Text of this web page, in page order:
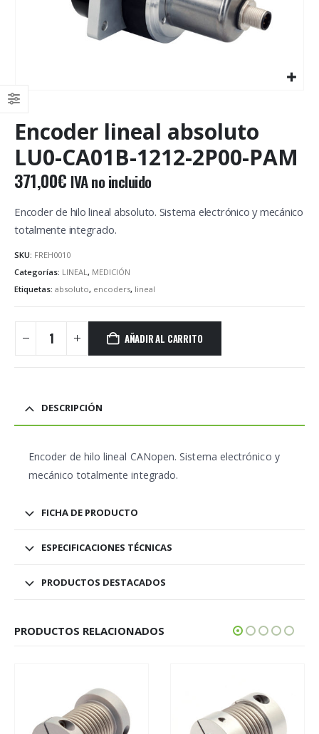
Encoder lineal absoluto
LU0-CA01B-1212-2P00-PAM
371,00€ IVA no incluido
Encoder de hilo lineal absoluto. Sistema electrónico y mecánico
totalmente integrado.
SKU: FREH0010
Categorías: LINEAL, MEDICIÓN
Etiquetas: absoluto, encoders, lineal
AÑADIR AL CARRITO
DESCRIPCIÓN
Encoder de hilo lineal CANopen. Sistema electrónico y
mecánico totalmente integrado.
FICHA DE PRODUCTO
ESPECIFICACIONES TÉCNICAS
PRODUCTOS DESTACADOS
PRODUCTOS RELACIONADOS